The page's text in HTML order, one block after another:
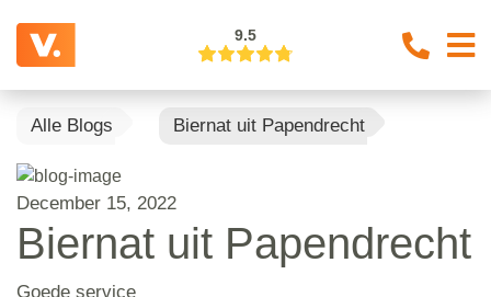
9.5
Alle Blogs Biernat uit Papendrecht
December 15, 2022
Biernat uit Papendrecht
Goede service